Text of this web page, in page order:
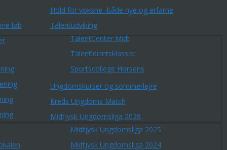
løb
Hold for voksne -både nye og erfarne
Talentudviking
TalentCenter Midt
Talentidrætsklasser
Sportscollege Horsens
Ungdomskurser og sommerlejre
Kreds Ungdoms Match
Midtjysk Ungdomsliga 2026
Midtjysk Ungdomsliga 2025
Midtjysk Ungdomsliga 2024